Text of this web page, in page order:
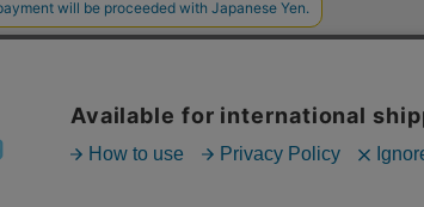
新作
再入荷
セール
my focus(よみもの)